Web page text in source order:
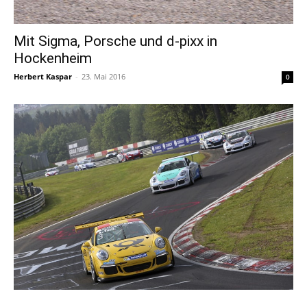
Mit Sigma, Porsche und d-pixx in
Hockenheim
Herbert Kaspar - 23. Mai 2016 0